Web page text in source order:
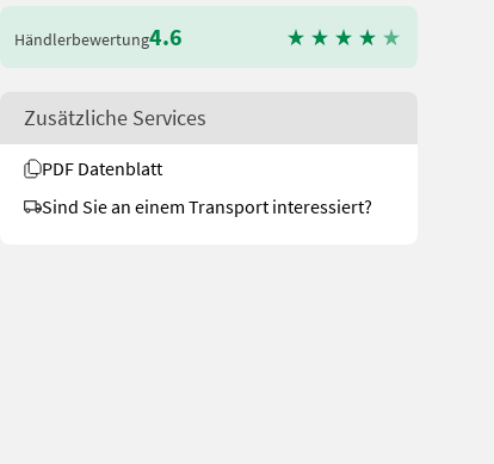
Händlerbewertung4.6
Zusätzliche Services
PDF Datenblatt
Sind Sie an einem Transport interessiert?